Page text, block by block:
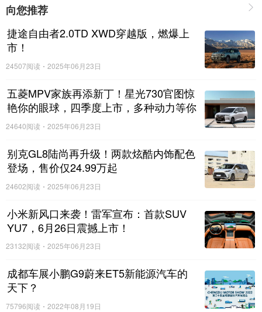
计满足客户个性需求、以产品品质为基石”的经营理念有着更
对于有着多年产品研发设计以及生产制造底蕴的
深圳市欧仕
旗科技有限公司公司一直坚持”为用户提供畅享车上移动科技
向您推荐
捷途自由者2.0TD XWD穿越版，燃爆上
市！
24507阅读 2025年06月23日
五菱MPV家族再添新丁！星光730官图惊
艳你的眼球，四季度上市，多种动力等你
来选择！
24640阅读 2025年06月23日
别克GL8陆尚再升级！两款炫酷内饰配色
登场，售价仅24.99万起
24602阅读 2025年06月23日
小米新风口来袭！雷军宣布：首款SUV
YU7，6月26日震撼上市！
23132阅读 2025年06月23日
成都车展小鹏G9蔚来ET5新能源汽车的
天下？
75796阅读 2022年08月19日